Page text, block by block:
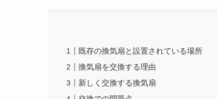
既存の換気扇と設置されている場所
換気扇を交換する理由
新しく交換する換気扇